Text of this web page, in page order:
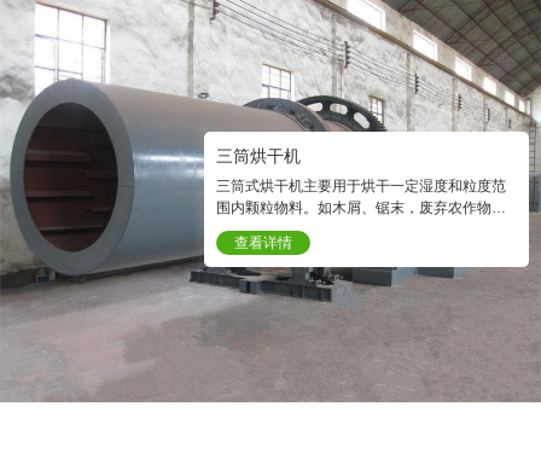
三筒烘干机
三筒式烘干机主要用于烘干一定湿度和粒度范
围内颗粒物料。如木屑、锯末，废弃农作物。
烘干后的物料含水量可以达到1—0.5%以下。
烘干是生物质颗粒机在制粒前必要的程序之
一。
查看详情